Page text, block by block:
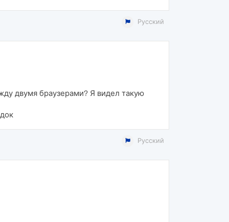
Русский
двумя браузерами? Я видел такую
Русский